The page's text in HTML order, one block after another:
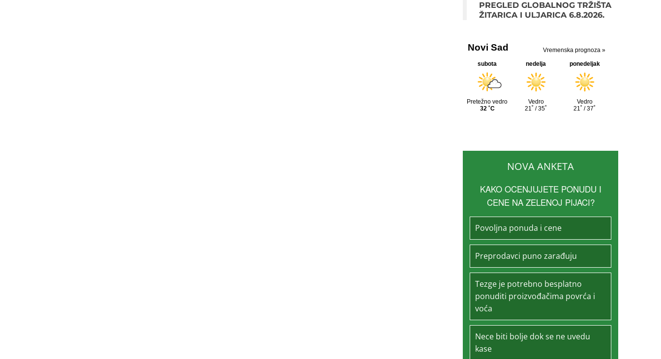
PREGLED GLOBALNOG TRŽIŠTA
ŽITARICA I ULJARICA 6.8.2026.
NOVA ANKETA
KAKO OCENJUJETE PONUDU I
CENE NA ZELENOJ PIJACI?
Povoljna ponuda i cene
Preprodavci puno zarađuju
Tezge je potrebno besplatno
ponuditi proizvođačima povrća i
voća
Nece biti bolje dok se ne uvedu
kase